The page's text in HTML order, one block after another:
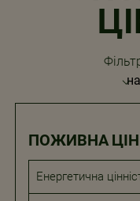
ПОЖИВНА
Енергетична